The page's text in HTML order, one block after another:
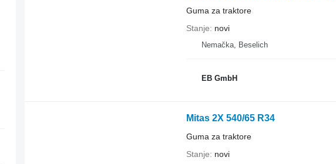
Guma za traktore
Stanje
novi
Nemačka, Beselich
EB GmbH
Mitas 2X 540/65 R34
Guma za traktore
Stanje
novi